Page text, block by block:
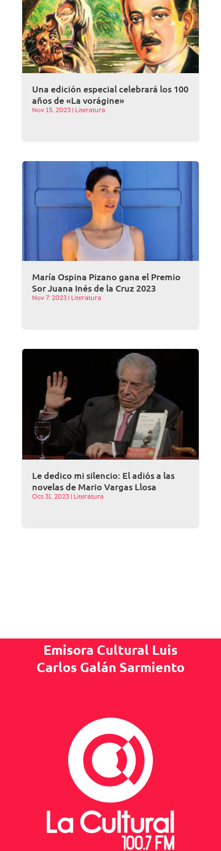
Una edición especial celebrará los 100
años de «La vorágine»
Nov 15, 2023| Literatura
María Ospina Pizano gana el Premio
Sor Juana Inés de la Cruz 2023
Nov 7, 2023| Literatura
Le dedico mi silencio: El adiós a las
novelas de Mario Vargas Llosa
Oct 31, 2023| Literatura
Emisora Cultural Luis
Carlos Galán Sarmiento